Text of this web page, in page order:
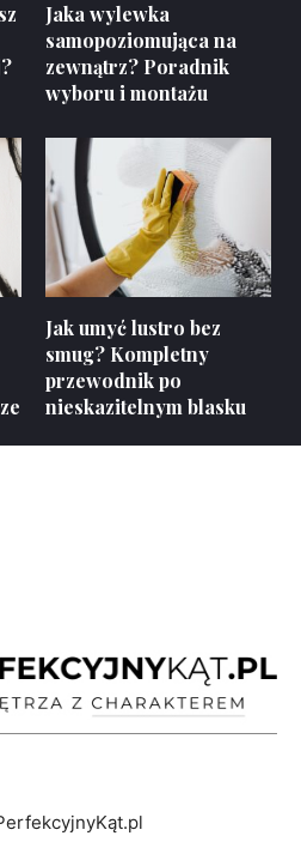
Jaka wylewka
samopoziomująca na
zewnątrz? Poradnik
wyboru i montażu
Jak umyć lustro bez
smug? Kompletny
przewodnik po
nieskazitelnym blasku